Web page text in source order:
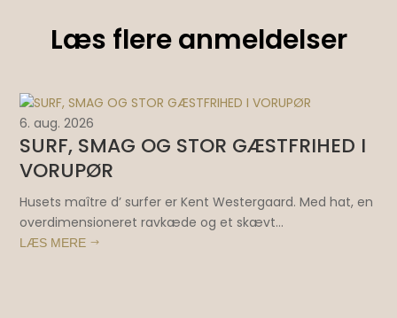
Læs flere anmeldelser
6. aug. 2026
SURF, SMAG OG STOR GÆSTFRIHED I
VORUPØR
Husets maître d’ surfer er Kent Westergaard. Med hat, en
overdimensioneret ravkæde og et skævt...
LÆS MERE $